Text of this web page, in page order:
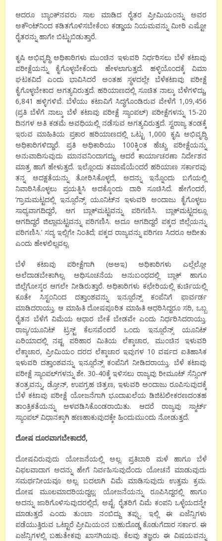
ಆದರೂ ಬ್ಯಾಂಕ್‍ನವರು ಸಾಲ ಮಾಡಿದ ರೈತರ ಪ್ರೀಮಿಯಂನ್ನು ಅವರ
ಅಕೌಂಟ್‍ನಿಂದ ಕಡಿತಗೊಳಿಸಬೇಕೆಂಬ ಕಡ್ಡಾಯ ನಿಯಮವನ್ನು ಮೀರಿ ಎಷ್ಟೋ
ರೈತರನ್ನು ಹಾಗೇ ಬಿಟ್ಟುಬಿಡುತ್ತಾರೆ.
ಕೃಷಿ ಅಭಿವೃದ್ಧಿ ಅಧಿಕಾರಿಗಳು ಮುಂಚಿನ ಇಳುವರಿ ನಿರ್ಧರಿಸಲು ಬೆಳೆ ಕಟಾವು
ಪರೀಕ್ಷೆಯನ್ನು ಕೈಗೊಳ್ಳಬೇಕೆಂದು ಹೇಳಲಾಗುತ್ತದೆ. ಹಳ್ಳಿಯೊಂದಕ್ಕೆ ವಿಮಾ
ಘಟಕವಿದೆ ಎಂದು ಭಾವಿಸಿದರೆ ಅಂತಹ ಸ್ಥಳದಲ್ಲೇ ಬೆಳೆಕಟಾವು ಪರೀಕ್ಷೆ
ಕೈಗೊಳ್ಳಬೇಕಾದ ಅಗತ್ಯವಿರುತ್ತದೆ. ಹರಿಯಾಣದಲ್ಲಿ ಸೂಚಿತ ನಾಲ್ಕು ಬೆಳೆಗಳಿದ್ದು,
6,841 ಹಳ್ಳಿಗಳಿವೆ. ಬೆಳೆಯು ಕಟಾವಿಗೆ ಸಿದ್ಧಗೊಂಡಿರುವ ವೇಳೆಗೆ 1,09,456
(ಪ್ರತಿ ಬೆಳೆಗೆ ನಾಲ್ಕು ಬೆಳೆ ಕಟಾವು ಪರೀಕ್ಷೆ ಸ್ಯಾಂಪಲ್) ಪರೀಕ್ಷೆಗಳನ್ನು 15-20
ದಿನಗಳ ಅತಿ ಕಡಮೆ ಅವಧಿಯಲ್ಲಿ ನಡೆಸುವ ಅಗತ್ಯವಿರುತ್ತದೆ. ಸ್ವರಾಜ್ಯ ತಂಡಕ್ಕೆ
ಇರುವ ಮಾಹಿತಿಯ ಪ್ರಕಾರ ಹರಿಯಾಣದಲ್ಲಿ ಒಟ್ಟು 1,000 ಕೃಷಿ ಅಭಿವೃದ್ಧಿ
ಅಧಿಕಾರಿಗಳಿದ್ದಾರೆ. ಪ್ರತಿ ಅಧಿಕಾರಿಯು 100ಕ್ಕಿಂತ ಹೆಚ್ಚು ಪರೀಕ್ಷೆಯನ್ನು
ಅನುವಾದಿಸುವುದು ಮಾನವನಿಂದಾಗದ್ದು. ಆದರೆ ಕಾರ್ಯಾಚರಣಾ ನಿರ್ದೇಶನ
ಮಾತ್ರ ಹಾಗೆ ಹೇಳುತ್ತದೆ. ಇಲ್ಲೊಂದು ತಮಾಷೆಯೆಂದರೆ ಹರಿಯಾಣ ಸರ್ಕಾರವು
ತನ್ನ ಅದಕ್ಷತೆಯನ್ನು ತೋರಿಸಿಕೊಳ್ಳದೆ, ಅದನ್ನು ಇನ್ನೊಂದು ಬಗೆಯಲ್ಲಿ
ನಿವಾರಿಸಿಕೊಳ್ಳಲು ಪ್ರಯತ್ನಿಸಿ ಅದಕ್ಕೊಂದು ದಾರಿ ಸೂಚಿಸಿದೆ. ಹೇಗೆಂದರೆ,
‘ಗ್ರಾಮಮಟ್ಟದಲ್ಲಿ ಇನ್ಸೂರೆನ್ಸ್ ಯೂನಿಟ್‍ನ ಇಳುವರಿ ಅಂದಾಜು ಕೈಗೊಳ್ಳಲು
ಸಾಧ್ಯವಾಗದಿದ್ದರೆ, ಆಗ ಬ್ಲಾಕ್‍ಮಟ್ಟವನ್ನು ಪರಿಗಣಿಸಿ. ಬ್ಲಾಕ್‍ಮಟ್ಟದಲ್ಲೂ
ಆಗದಿದ್ದರೆ ಜಿಲ್ಲಾಮಟ್ಟವನ್ನು ಪರಿಗಣಿಸಿ. ಅದೂ ಆಗದಿದ್ದರೆ ಪಕ್ಕದ ಜಿಲ್ಲೆಯನ್ನು
ಪರಿಗಣಿಸಿ.’ ಸದ್ಯ ಇಲ್ಲಿಗೇ ನಿಂತಿದೆ; ಪಕ್ಕದ ರಾಜ್ಯವನ್ನು ಪರಿಗಣ ಸಿದರೂ ಆದೀತು
ಎಂದು ಹೇಳಲಿಲ್ಲವಲ್ಲ.
ಬೆಳೆ ಕಟಾವು ಪರೀಕ್ಷೆಗಾಗಿ (ಅಅಇ) ಅಧಿಕಾರಿಗಳು ಎಲ್ಲೆಲ್ಲೋ
ಅಲೆದಾಡಬೇಕಾಗಿಲ್ಲ. ಅಧಿಸೂಚನೆಯ ಅನುಬಂಧದಲ್ಲಿ ಬ್ಲಾಕ್ ಹಾಗೂ
ಜಿಲ್ಲೆಗೋಸ್ಕರ ಆಗಲೇ ನೀಡಿರುತ್ತಾರೆ. ಅಧಿಕಾರಿಗಳು ಕಛೇರಿಯಲ್ಲಿ ಕುರ್ಚಿಯಲ್ಲಿ
ಕೂತೇ ಸಿಸ್ಟಂನಿಂದ ದತ್ತಾಂಶವನ್ನು ಇನ್ಸೂರೆನ್ಸ್ ಕಂಪೆನಿಗೆ ಫಾರ್ವರ್ಡ
ಮಾಡಿದರಾಯ್ತು. ಆ ಮಾಹಿತಿ ದೋಷಪೂರಿತ ಮಾಹಿತಿ ಆಧರಿಸಿದ್ದರೂ ಸರಿ, ಒಬ್ಬ
ರೈತನ ಬೆಳೆಗೆ ವಿಮೆಯ ಆಧಾರ ಬೇಕೆ ಬೇಡವೇ ಎಂದು ನಿರ್ಧರಿಸಿದರಾಯ್ತು.
ರಾಜ್ಯ/ಯೂನಿಟ್ ಟ್ರಸ್ಟ್ ಕೆಲಸವೆಂದರೆ ಒಂದು ಇನ್ಸೂರೆನ್ಸ್ ಯೂನಿಟ್
ಏರಿಯಾದಲ್ಲಿ ನಷ್ಟ ಪರಿಹಾರ ಮಿತಿಯ ಲೆಕ್ಕಾಚಾರ, ಮುಂಚಿನ ಇಳುವರಿ
ಲೆಕ್ಕಾಚಾರ, ಪ್ರೀಮಿಯಂ ದರದ ಲೆಕ್ಕಾಚಾರ ಇವುಗಳ 10 ವರ್ಷದ ಐತಿಹಾಸಿಕ
ಇಳುವರಿ ದತ್ತಾಂಶವನ್ನು ಇನ್ಸೂರೆನ್ಸ್ ಕಂಪೆನಿಗೆ ನೀಡಿದರಾಯ್ತು. ಬೆಳೆ ಕಟಾವು
ಪರೀಕ್ಷೆ ಸ್ಯಾಂಪಲ್‍ಗಳನ್ನು ಶೇ. 30-40ಕ್ಕೆ ಇಳಿಸಲು ರಾಜ್ಯವು ರೀಮೂಟ್ ಸೆನ್ಸಿಂಗ್
ತಂತ್ರವನ್ನು, ಡ್ರೋನ್, ಉಪಗ್ರಹ ಚಿತ್ರಣ, ಇಳುವರಿ ಅಂದಾಜು ರೂಪಿಸುವುದಕ್ಕೆ
ಬೆಳೆ ಕಟಾವು ಪರೀಕ್ಷೆ ಯೋಜನೆಗಾಗಿ ಭೂದಾಖಲೆಯ ಡಿಜಿಟಲೀಕರಣದಂತಹ
ತಾಂತ್ರಿಕತೆಯನ್ನು ಅಳವಡಿಸಿಕೊಂಡರಾಯಿತು. ಆದರೆ ರಾಜ್ಯವು ಸ್ಮಾರ್ಟ್
ಸ್ಯಾಂಪಲ್ ವಿಧಾನಕ್ಕಾಗಿ ಹಣಹಾಕುವುದಕ್ಕೇ ಹಿಂದುಮುಂದು ನೋಡುತ್ತದೆ.
ದೋಷ ದೂರವಾಗಬೇಕಾದರೆ,
ದೋಷವಿರುವುದು ಯೋಜನೆಯಲ್ಲಿ ಅಲ್ಲ. ಪ್ರತಿಬಾರಿ ಮಳೆ ಹಾಗೂ ಬೆಳೆ
ವಿಫಲವಾದಾಗ ಅದನ್ನು ಹೇಗೆ ನಿರ್ವಹಿಸುವುದೆಂದು ಯೋಚನೆ ಮಾಡುವುದು
ಸಮರ್ಥನೀಯವೂ ಅಲ್ಲ. ಬದಲಾಗಿ ವಿಮೆ ಮಾಡಿಸುವುದು ಉತ್ತಮ ಕ್ರಮ.
ದೋಷ ಮೂಲಮಾದರಿಯದ್ದಲ್ಲ; ಯೋಜನೆಯನ್ನು ರೂಪಿಸಿದ್ದರಲ್ಲಿ ಹಾಗೂ
ಅದನ್ನು ಜಾರಿಗೊಳಿಸುವುದರಲ್ಲಿದೆ, ಅಷ್ಟೆ. ರೈತರಿಗೆ ವಿಮೆ ಕಂಪನಿ ಒಳ್ಳೆಯದನ್ನೇ
ಮಾಡುತ್ತದೆ ಎಂದು ತುಂಬಾ ನಂಬಿದ್ದು ತಪ್ಪು. ಇಲ್ಲಿ ಈ ಏಜೆನ್ಸಿಗಳು
ಪಡೆಯುತ್ತಿರುವ ಒಟ್ಟಾರೆ ಪ್ರೀಮಿಯಂನ ಬಹುದೊಡ್ಡ ಕೊಡುಗೆದಾರ ಸರ್ಕಾರ. ಈ
ಏಜೆನ್ಸಿಗಳಲ್ಲಿ ಬಹುತೇಕವು ಖಾಸಗಿಯವು. ಕೆಲವು ತಜ್ಞರು ಈ ವಿಷಯವನ್ನು